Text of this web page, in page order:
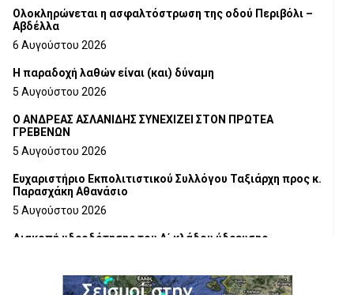
Ολοκληρώνεται η ασφαλτόστρωση της οδού Περιβόλι –
Αβδέλλα
6 Αυγούστου 2026
H παραδοχή λαθών είναι (και) δύναμη
5 Αυγούστου 2026
Ο ΑΝΔΡΕΑΣ ΑΣΛΑΝΙΔΗΣ ΣΥΝΕΧΙΖΕΙ ΣΤΟΝ ΠΡΩΤΕΑ
ΓΡΕΒΕΝΩΝ
5 Αυγούστου 2026
Ευχαριστήριο Εκπολιτιστικού Συλλόγου Ταξιάρχη προς κ.
Παρασχάκη Αθανάσιο
5 Αυγούστου 2026
Διακοπή υδροδότησης του Α΄ κλάδου ύδρευσης
Η Marseaux στα Γρεβενά για μια μοναδική συναυλία